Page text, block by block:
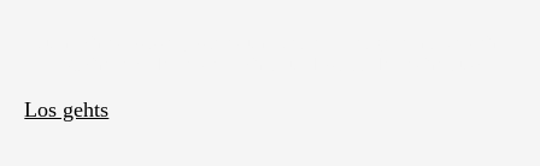
Los gehts